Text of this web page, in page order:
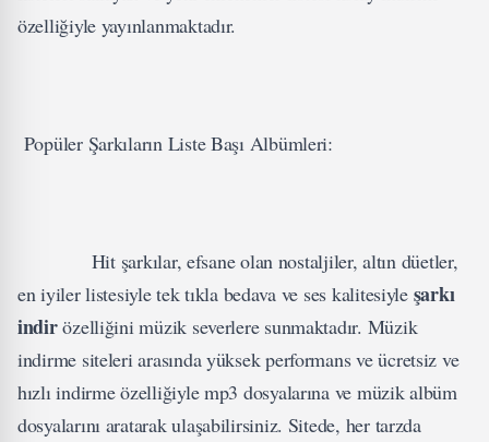
özelliğiyle yayınlanmaktadır.
Popüler Şarkıların Liste Başı Albümleri:
Hit şarkılar, efsane olan nostaljiler, altın düetler,
en iyiler listesiyle tek tıkla bedava ve ses kalitesiyle şarkı
indirözelliğini müzik severlere sunmaktadır. Müzik
indirme siteleri arasında yüksek performans ve ücretsiz ve
hızlı indirme özelliğiyle mp3 dosyalarına ve müzik albüm
dosyalarını aratarak ulaşabilirsiniz. Sitede, her tarzda